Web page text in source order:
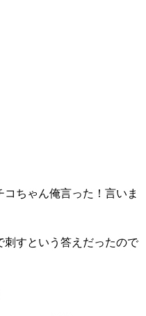
ちゃん俺言った！言いま
すという答えだったので